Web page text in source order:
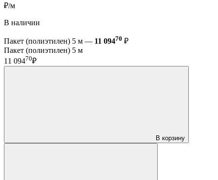
₽/м
В наличии
Пакет (полиэтилен) 5 м — 11 09470 ₽
Пакет (полиэтилен) 5 м
11 09470₽
В корзину